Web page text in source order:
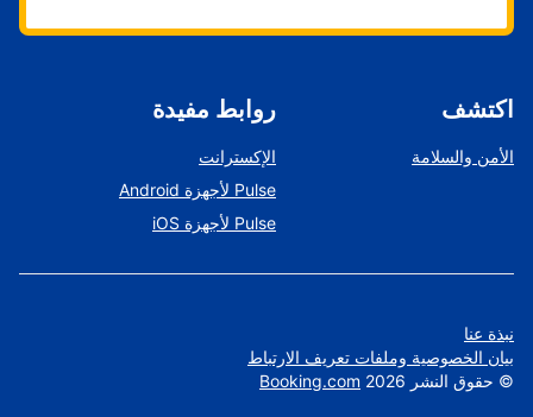
اكتشف
الأمن والسلامة
روابط مفيدة
الإكسترانت
Pulse لأجهزة Android
Pulse لأجهزة iOS
نبذة عنا
بيان الخصوصية وملفات تعريف الارتباط
© حقوق النشر Booking.com 2026